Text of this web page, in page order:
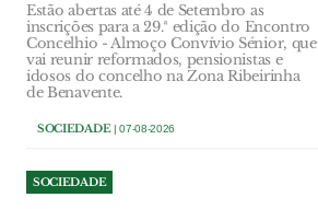
Estão abertas até 4 de Setembro as
inscrições para a 29.ª edição do Encontro
Concelhio - Almoço Convívio Sénior, que
vai reunir reformados, pensionistas e
idosos do concelho na Zona Ribeirinha
de Benavente.
SOCIEDADE| 07-08-2026
SOCIEDADE